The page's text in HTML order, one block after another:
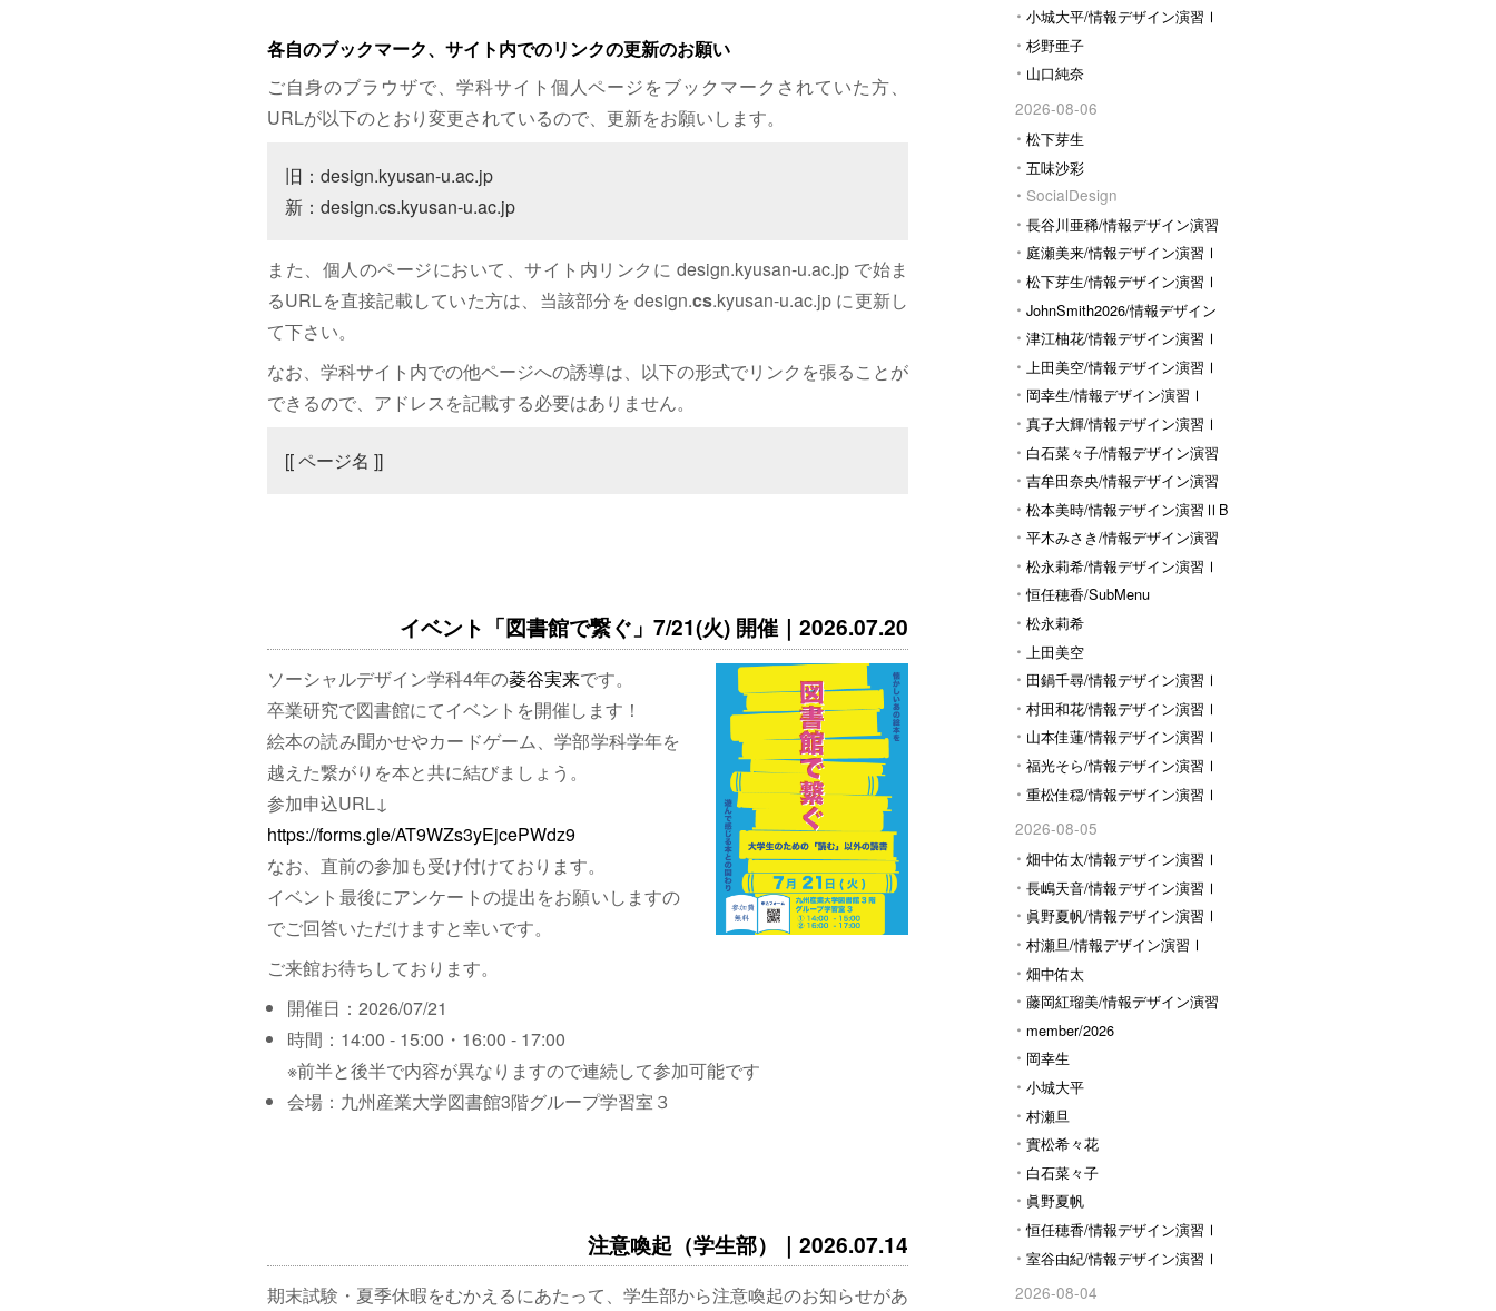
小城大平/情報デザイン演習Ⅰ
杉野亜子
山口純奈
2026-08-06
松下芽生
五味沙彩
SocialDesign
長谷川亜稀/情報デザイン演習
Ⅰ 庭瀬美来/情報デザイン演習Ⅰ
松下芽生/情報デザイン演習Ⅰ
JohnSmith2026/情報デザイン
演習I
津江柚花/情報デザイン演習Ⅰ
上田美空/情報デザイン演習Ⅰ
岡幸生/情報デザイン演習Ⅰ
真子大輝/情報デザイン演習Ⅰ
白石菜々子/情報デザイン演習
Ⅰ 吉牟田奈央/情報デザイン演習
Ⅰ 松本美時/情報デザイン演習ⅡB
平木みさき/情報デザイン演習
Ⅰ 松永莉希/情報デザイン演習Ⅰ
恒任穂香/SubMenu
松永莉希
上田美空
田鍋千尋/情報デザイン演習Ⅰ
村田和花/情報デザイン演習Ⅰ
山本佳蓮/情報デザイン演習Ⅰ
福光そら/情報デザイン演習Ⅰ
重松佳穏/情報デザイン演習Ⅰ
2026-08-05
畑中佑太/情報デザイン演習Ⅰ
長嶋天音/情報デザイン演習Ⅰ
眞野夏帆/情報デザイン演習Ⅰ
村瀬旦/情報デザイン演習Ⅰ
畑中佑太
藤岡紅瑠美/情報デザイン演習
Ⅰ member/2026
岡幸生
小城大平
村瀬旦
實松希々花
白石菜々子
眞野夏帆
恒任穂香/情報デザイン演習Ⅰ
室谷由紀/情報デザイン演習Ⅰ
2026-08-04
各自のブックマーク、サイト内でのリンクの更新のお願い
ご自身のブラウザで、学科サイト個人ページをブックマークされていた方、
URLが以下のとおり変更されているので、更新をお願いします。
旧：design.kyusan-u.ac.jp
新：design.cs.kyusan-u.ac.jp
また、個人のページにおいて、サイト内リンクに design.kyusan-u.ac.jp で始ま
るURLを直接記載していた方は、当該部分を design.cs.kyusan-u.ac.jp に更新し
て下さい。
なお、学科サイト内での他ページへの誘導は、以下の形式でリンクを張ることが
できるので、アドレスを記載する必要はありません。
[[ ページ名 ]]
イベント「図書館で繋ぐ」7/21(火) 開催｜2026.07.20
ソーシャルデザイン学科4年の菱谷実来です。
卒業研究で図書館にてイベントを開催します！
絵本の読み聞かせやカードゲーム、学部学科学年を
越えた繋がりを本と共に結びましょう。
参加申込URL↓
https://forms.gle/AT9WZs3yEjcePWdz9
なお、直前の参加も受け付けております。
イベント最後にアンケートの提出をお願いしますの
でご回答いただけますと幸いです。
ご来館お待ちしております。
開催日：2026/07/21
時間：14:00 - 15:00・16:00 - 17:00
※前半と後半で内容が異なりますので連続して参加可能です
会場：九州産業大学図書館3階グループ学習室３
注意喚起（学生部）｜2026.07.14
期末試験・夏季休暇をむかえるにあたって、学生部から注意喚起のお知らせがあ